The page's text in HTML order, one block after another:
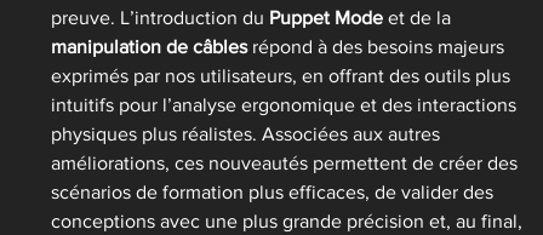
preuve. L’introduction du Puppet Mode et de la
manipulation de câbles répond à des besoins majeurs
exprimés par nos utilisateurs, en offrant des outils plus
intuitifs pour l’analyse ergonomique et des interactions
physiques plus réalistes. Associées aux autres
améliorations, ces nouveautés permettent de créer des
scénarios de formation plus efficaces, de valider des
conceptions avec une plus grande précision et, au final,